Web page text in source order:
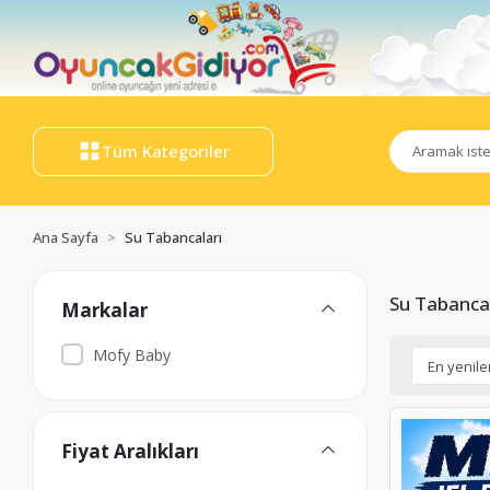
Tüm Kategoriler
Ana Sayfa Su Tabancaları
Markalar
Mofy Baby
Fiyat Aralıkları
Su